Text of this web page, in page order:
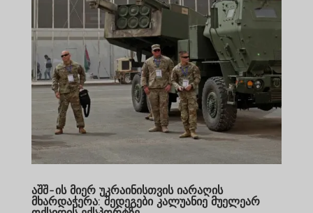
აშშ-ის მიერ უკრაინისთვის იარაღის
მხარდაჭერა: შედეგები კალუანიე მუელეარ